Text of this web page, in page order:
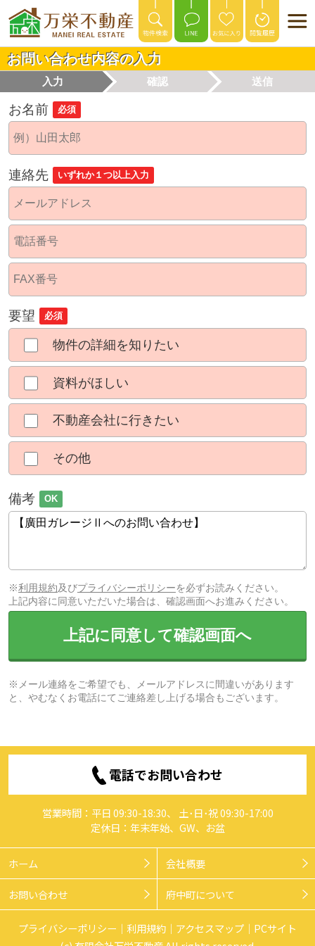
お問い合わせ内容の入力
入力 確認 送信
お名前 必須
連絡先 いずれか１つ以上入力
要望 必須
物件の詳細を知りたい
資料がほしい
不動産会社に行きたい
その他
備考 OK
※利用規約及びプライバシーポリシーを必ずお読みください。
上記内容に同意いただいた場合は、確認画面へお進みください。
上記に同意して確認画面へ
※メール連絡をご希望でも、メールアドレスに間違いがあります
と、やむなくお電話にてご連絡差し上げる場合もございます。
電話でお問い合わせ
営業時間：平日 09:30-18:30、 土･日･祝 09:30-17:00
定休日：年末年始、GW、お盆
ホーム 会社概要
お問い合わせ 府中町について
プライバシーポリシー 利用規約 アクセスマップ
PCサイト